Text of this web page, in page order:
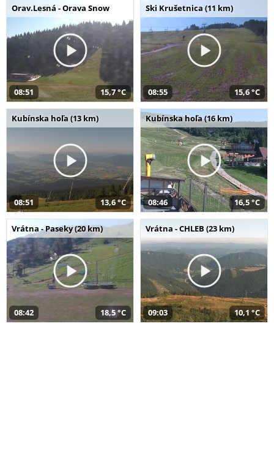
Orav.Lesná - Orava Snow
08:51 15,7 °C
Ski Krušetnica (11 km)
08:55 15,6 °C
Kubínska hoľa (13 km)
08:51 13,6 °C
Kubínska hoľa (16 km)
08:46 16,5 °C
Vrátna - Paseky (20 km)
08:42 18,5 °C
Vrátna - CHLEB (23 km)
09:03 10,1 °C